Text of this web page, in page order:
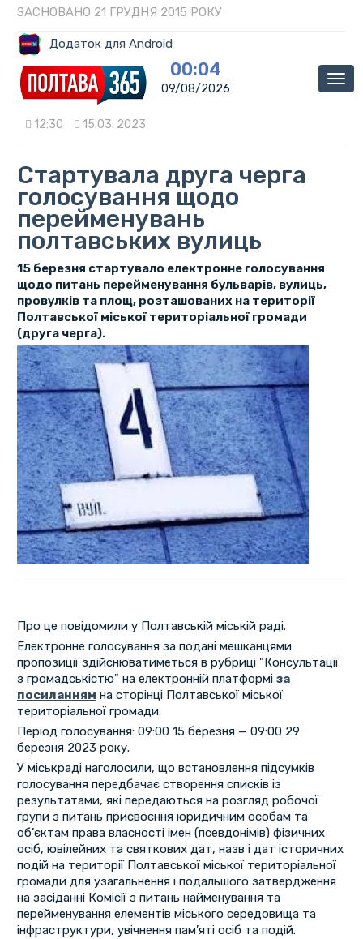
ЗАСНОВАНО 21 ГРУДНЯ 2015 РОКУ
Додаток для Android
00:04
09/08/2026
12:30 15.03. 2023
Стартувала друга черга
голосування щодо
перейменувань
полтавських вулиць
15 березня стартувало електронне голосування
щодо питань перейменування бульварів, вулиць,
провулків та площ, розташованих на території
Полтавської міської територіальної громади
(друга черга).
Про це повідомили у Полтавській міській раді.
Електронне голосування за подані мешканцями
пропозиції здійснюватиметься в рубриці "Консультації
з громадськістю" на електронній платформі за
посиланням на сторінці Полтавської міської
територіальної громади.
Період голосування: 09:00 15 березня — 09:00 29
березня 2023 року.
У міськраді наголосили, що встановлення підсумків
голосування передбачає створення списків із
результатами, які передаються на розгляд робочої
групи з питань присвоєння юридичним особам та
об’єктам права власності імен (псевдонімів) фізичних
осіб, ювілейних та святкових дат, назв і дат історичних
подій на території Полтавської міської територіальної
громади для узагальнення і подальшого затвердження
на засіданні Комісії з питань найменування та
перейменування елементів міського середовища та
інфраструктури, увічнення пам’яті осіб та подій.